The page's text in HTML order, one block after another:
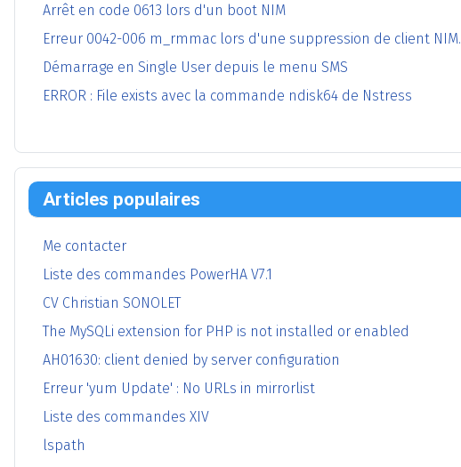
Arrêt en code 0613 lors d'un boot NIM
Erreur 0042-006 m_rmmac lors d'une suppression de client NIM.
Démarrage en Single User depuis le menu SMS
ERROR : File exists avec la commande ndisk64 de Nstress
Articles populaires
Me contacter
Liste des commandes PowerHA V7.1
CV Christian SONOLET
The MySQLi extension for PHP is not installed or enabled
AH01630: client denied by server configuration
Erreur 'yum Update' : No URLs in mirrorlist
Liste des commandes XIV
lspath